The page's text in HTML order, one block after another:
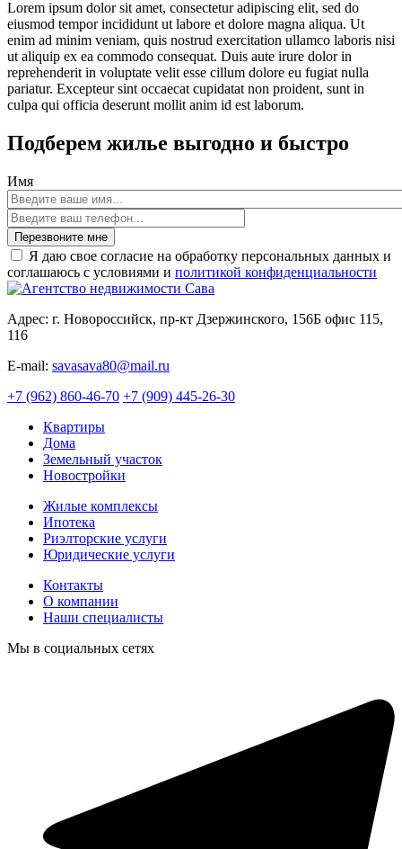
Lorem ipsum dolor sit amet, consectetur adipiscing elit, sed do
eiusmod tempor incididunt ut labore et dolore magna aliqua. Ut
enim ad minim veniam, quis nostrud exercitation ullamco laboris nisi
ut aliquip ex ea commodo consequat. Duis aute irure dolor in
reprehenderit in voluptate velit esse cillum dolore eu fugiat nulla
pariatur. Excepteur sint occaecat cupidatat non proident, sunt in
culpa qui officia deserunt mollit anim id est laborum.
Подберем жилье выгодно и быстро
Имя
Перезвоните мне
Я даю свое согласие на обработку персональных данных и
соглашаюсь с условиями и политикой конфиденциальности
Адрес: г. Новороссийск, пр-кт Дзержинского, 156Б офис 115,
116
E-mail: savasava80@mail.ru
+7 (962) 860-46-70 +7 (909) 445-26-30
Квартиры
Дома
Земельный участок
Новостройки
Жилые комплексы
Ипотека
Риэлторские услуги
Юридические услуги
Контакты
О компании
Наши специалисты
Мы в социальных сетях